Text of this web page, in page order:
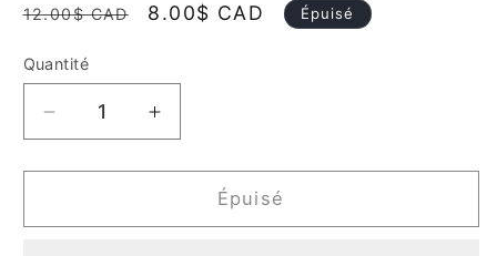
Prix
12.00$ CAD
Prix
8.00$ CAD Épuisé
Quantité
Quantité
Réduire
la
quantité
Glacage
Augmenter
la
quantité
Glacage
Épuisé